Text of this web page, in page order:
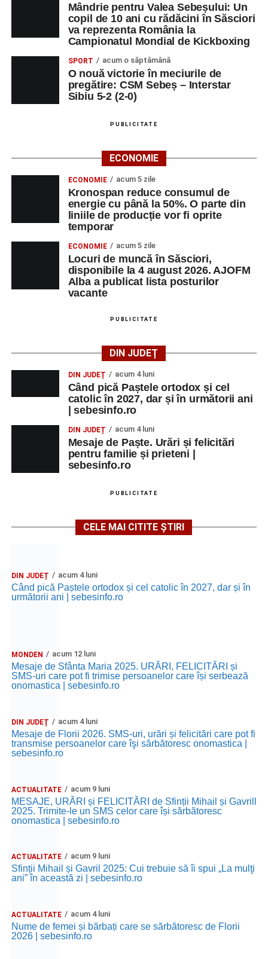
Mândrie pentru Valea Sebeșului: Un
copil de 10 ani cu rădăcini în Săsciori
va reprezenta România la
Campionatul Mondial de Kickboxing
SPORT acum o săptămână
O nouă victorie în meciurile de
pregătire: CSM Sebeș – Interstar
Sibiu 5-2 (2-0)
PUBLICITATE
ECONOMIE
ECONOMIE acum 5 zile
Kronospan reduce consumul de
energie cu până la 50%. O parte din
liniile de producție vor fi oprite
temporar
ECONOMIE acum 5 zile
Locuri de muncă în Săsciori,
disponibile la 4 august 2026. AJOFM
Alba a publicat lista posturilor
vacante
PUBLICITATE
DIN JUDEȚ
DIN JUDEȚ acum 4 luni
Când pică Paștele ortodox și cel
catolic în 2027, dar și în următorii ani
| sebesinfo.ro
DIN JUDEȚ acum 4 luni
Mesaje de Paște. Urări și felicitări
pentru familie și prieteni |
sebesinfo.ro
PUBLICITATE
CELE MAI CITITE ȘTIRI
DIN JUDEȚ acum 4 luni
Când pică Paștele ortodox și cel catolic în 2027, dar și în
următorii ani | sebesinfo.ro
MONDEN acum 12 luni
Mesaje de Sfânta Maria 2025. URĂRI, FELICITĂRI și
SMS-uri care pot fi trimise persoanelor care își serbează
onomastica | sebesinfo.ro
DIN JUDEȚ acum 4 luni
Mesaje de Florii 2026. SMS-uri, urări și felicitări care pot fi
transmise persoanelor care îşi sărbătoresc onomastica |
sebesinfo.ro
ACTUALITATE acum 9 luni
MESAJE, URĂRI și FELICITĂRI de Sfinții Mihail și Gavrill
2025. Trimite-le un SMS celor care își sărbătoresc
onomastica | sebesinfo.ro
ACTUALITATE acum 9 luni
Sfinții Mihail și Gavril 2025: Cui trebuie să îi spui „La mulţi
ani” în această zi | sebesinfo.ro
ACTUALITATE acum 4 luni
Nume de femei și bărbați care se sărbătoresc de Florii
2026 | sebesinfo.ro